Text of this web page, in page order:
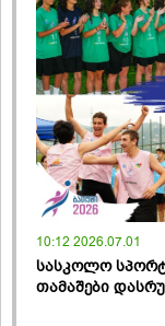
10:12 2026.07.01
სასკოლო
თამაშები